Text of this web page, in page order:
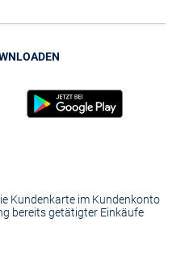
Kundenkarte im Kundenkonto
bereits getätigter Einkäufe